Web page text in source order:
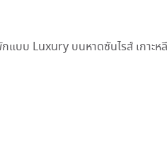
บบ Luxury บนหาดซันไรส์ เกาะหลี